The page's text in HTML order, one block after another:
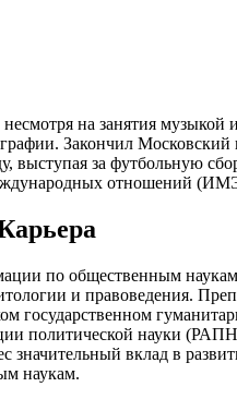
на занятия музыкой
Закончил Московский
за футбольную
отношений
по общественным
и правоведения.
государственном
политической науки
значительный вклад в
наукам.